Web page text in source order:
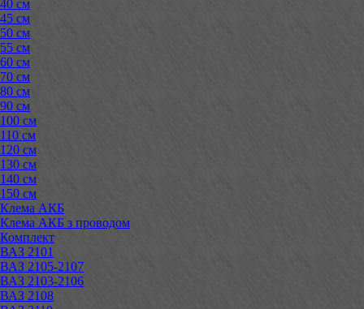
40 см
45 см
50 см
55 см
60 см
70 см
80 см
90 см
100 см
110 см
120 см
130 см
140 см
150 см
Клема АКБ
Клема АКБ з проводом
Комплект
ВАЗ 2101
ВАЗ 2105-2107
ВАЗ 2103-2106
ВАЗ 2108